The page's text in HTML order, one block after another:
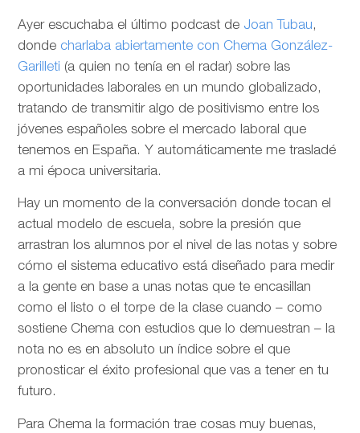
Ayer escuchaba el último podcast de Joan Tubau,
donde charlaba abiertamente con Chema González-
Garilleti (a quien no tenía en el radar) sobre las
oportunidades laborales en un mundo globalizado,
tratando de transmitir algo de positivismo entre los
jóvenes españoles sobre el mercado laboral que
tenemos en España. Y automáticamente me trasladé
a mi época universitaria.
Hay un momento de la conversación donde tocan el
actual modelo de escuela, sobre la presión que
arrastran los alumnos por el nivel de las notas y sobre
cómo el sistema educativo está diseñado para medir
a la gente en base a unas notas que te encasillan
como el listo o el torpe de la clase cuando – como
sostiene Chema con estudios que lo demuestran – la
nota no es en absoluto un índice sobre el que
pronosticar el éxito profesional que vas a tener en tu
futuro.
Para Chema la formación trae cosas muy buenas,